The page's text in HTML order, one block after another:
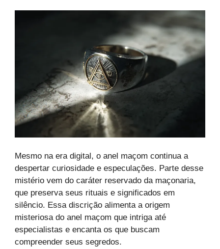
Mesmo na era digital, o anel maçom continua a
despertar curiosidade e especulações. Parte desse
mistério vem do caráter reservado da maçonaria,
que preserva seus rituais e significados em
silêncio. Essa discrição alimenta a origem
misteriosa do anel maçom que intriga até
especialistas e encanta os que buscam
compreender seus segredos.